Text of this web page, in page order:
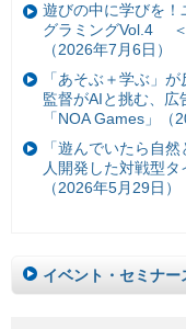
遊びの中に学びを！
グラミングVol.4 ＜
（2026年7月6日）
「あそぶ＋学ぶ」
監督がAIと挑む、
「NOA Games」（
「遊んでいたら自
人開発した対戦型タ
（2026年5月29日）
イベント・セミナー